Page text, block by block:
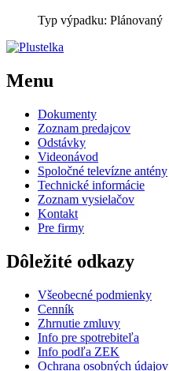
Typ výpadku: Plánovaný
Menu
Dokumenty
Zoznam predajcov
Odstávky
Videonávod
Spoločné televízne antény
Technické informácie
Zoznam vysielačov
Kontakt
Pre firmy
Dôležité odkazy
Všeobecné podmienky
Cenník
Zhrnutie zmluvy
Info pre spotrebiteľa
Info podľa ZEK
Ochrana osobných údajov